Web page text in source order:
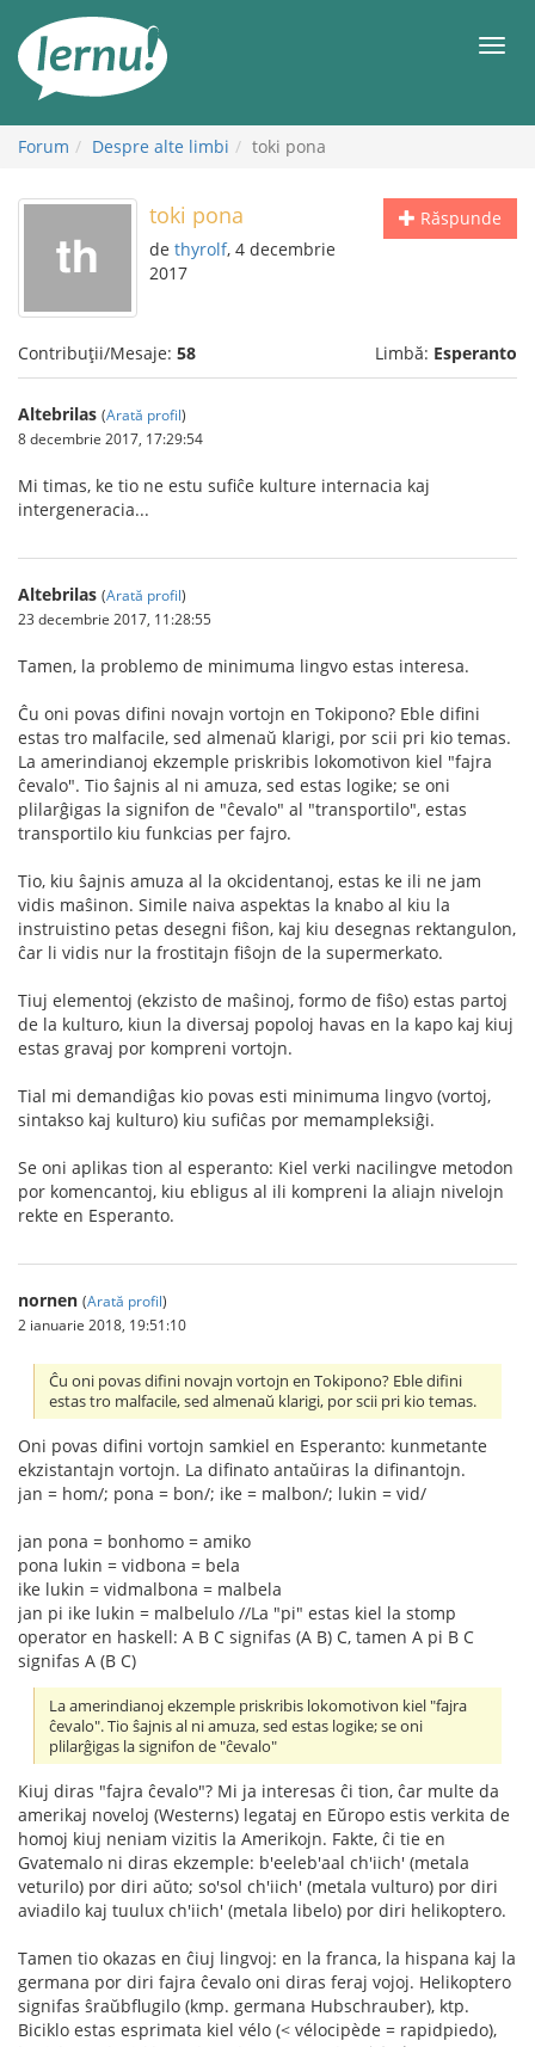
conținut
Forum Despre alte limbi toki pona
Răspunde
toki pona
de thyrolf, 4 decembrie
2017
Contribuții/Mesaje: 58 Limbă: Esperanto
Altebrilas (Arată profil)
8 decembrie 2017, 17:29:54
Mi timas, ke tio ne estu sufiĉe kulture internacia kaj
intergeneracia...
Altebrilas (Arată profil)
23 decembrie 2017, 11:28:55
Tamen, la problemo de minimuma lingvo estas interesa.
Ĉu oni povas difini novajn vortojn en Tokipono? Eble difini
estas tro malfacile, sed almenaŭ klarigi, por scii pri kio temas.
La amerindianoj ekzemple priskribis lokomotivon kiel "fajra
ĉevalo". Tio ŝajnis al ni amuza, sed estas logike; se oni
plilarĝigas la signifon de "ĉevalo" al "transportilo", estas
transportilo kiu funkcias per fajro.
Tio, kiu ŝajnis amuza al la okcidentanoj, estas ke ili ne jam
vidis maŝinon. Simile naiva aspektas la knabo al kiu la
instruistino petas desegni fiŝon, kaj kiu desegnas rektangulon,
ĉar li vidis nur la frostitajn fiŝojn de la supermerkato.
Tiuj elementoj (ekzisto de maŝinoj, formo de fiŝo) estas partoj
de la kulturo, kiun la diversaj popoloj havas en la kapo kaj kiuj
estas gravaj por kompreni vortojn.
Tial mi demandiĝas kio povas esti minimuma lingvo (vortoj,
sintakso kaj kulturo) kiu sufiĉas por memampleksiĝi.
Se oni aplikas tion al esperanto: Kiel verki nacilingve metodon
por komencantoj, kiu ebligus al ili kompreni la aliajn nivelojn
rekte en Esperanto.
nornen (Arată profil)
2 ianuarie 2018, 19:51:10
Ĉu oni povas difini novajn vortojn en Tokipono? Eble difini
estas tro malfacile, sed almenaŭ klarigi, por scii pri kio temas.
Oni povas difini vortojn samkiel en Esperanto: kunmetante
ekzistantajn vortojn. La difinato antaŭiras la difinantojn.
jan = hom/; pona = bon/; ike = malbon/; lukin = vid/
jan pona = bonhomo = amiko
pona lukin = vidbona = bela
ike lukin = vidmalbona = malbela
jan pi ike lukin = malbelulo //La "pi" estas kiel la stomp
operator en haskell: A B C signifas (A B) C, tamen A pi B C
signifas A (B C)
La amerindianoj ekzemple priskribis lokomotivon kiel "fajra
ĉevalo". Tio ŝajnis al ni amuza, sed estas logike; se oni
plilarĝigas la signifon de "ĉevalo"
Kiuj diras "fajra ĉevalo"? Mi ja interesas ĉi tion, ĉar multe da
amerikaj noveloj (Westerns) legataj en Eŭropo estis verkita de
homoj kiuj neniam vizitis la Amerikojn. Fakte, ĉi tie en
Gvatemalo ni diras ekzemple: b'eeleb'aal ch'iich' (metala
veturilo) por diri aŭto; so'sol ch'iich' (metala vulturo) por diri
aviadilo kaj tuulux ch'iich' (metala libelo) por diri helikoptero.
Tamen tio okazas en ĉiuj lingvoj: en la franca, la hispana kaj la
germana por diri fajra ĉevalo oni diras feraj vojoj. Helikoptero
signifas ŝraŭbflugilo (kmp. germana Hubschrauber), ktp.
Biciklo estas esprimata kiel vélo (< vélocipède = rapidpiedo),